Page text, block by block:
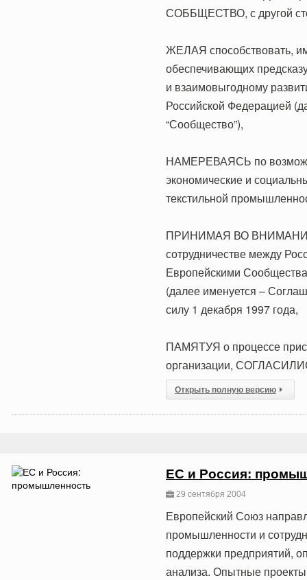
СОББЩЕСТВО, с другой
ЖЕЛАЯ способствовать,
обеспечивающих
и взаимовыгодному
Российской Федерацией
“Сообщество”),
НАМЕРЕВАЯСЬ по
экономические и
текстильной
ПРИНИМАЯ ВО ВНИМАНИЕ
сотрудничестве между
Европейскими
(далее именуется –
силу 1 декабря 1997 года,
ПАМЯТУЯ о процессе
организации,
Открыть полную версию
ЕС и Россия:
29 сентября 2004
Европейский Союз
промышленности и
поддержки предприятий,
анализа. Опытные